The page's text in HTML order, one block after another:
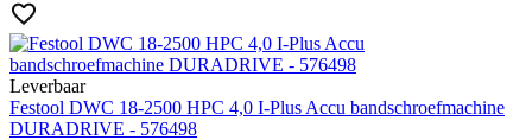
Leverbaar
Festool DWC 18-2500 HPC 4,0 I-Plus Accu bandschroefmachine
DURADRIVE - 576498